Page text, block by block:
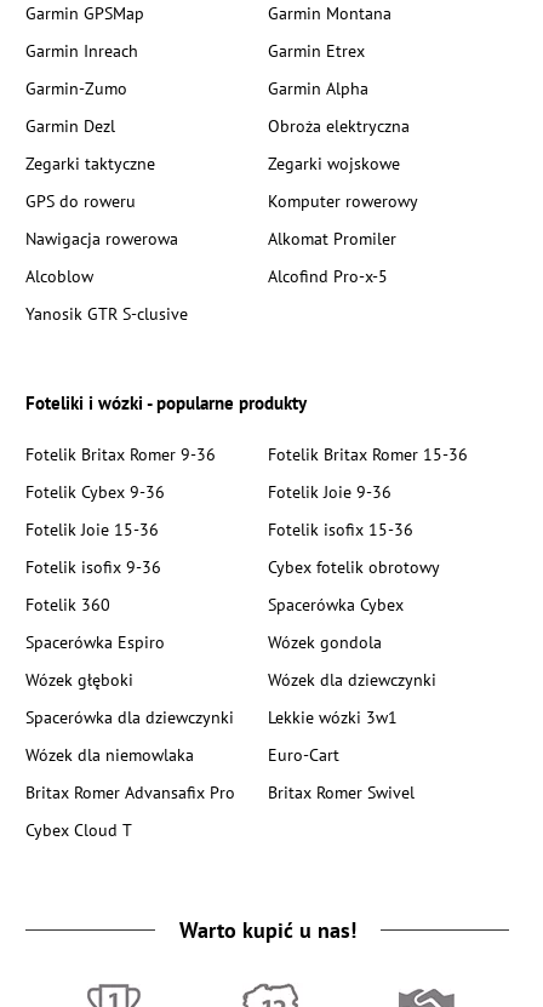
Garmin GPSMap
Garmin Montana
Garmin Inreach
Garmin Etrex
Garmin-Zumo
Garmin Alpha
Garmin Dezl
Obroża elektryczna
Zegarki taktyczne
Zegarki wojskowe
GPS do roweru
Komputer rowerowy
Nawigacja rowerowa
Alkomat Promiler
Alcoblow
Alcofind Pro-x-5
Yanosik GTR S-clusive
Foteliki i wózki - popularne produkty
Fotelik Britax Romer 9-36
Fotelik Britax Romer 15-36
Fotelik Cybex 9-36
Fotelik Joie 9-36
Fotelik Joie 15-36
Fotelik isofix 15-36
Fotelik isofix 9-36
Cybex fotelik obrotowy
Fotelik 360
Spacerówka Cybex
Spacerówka Espiro
Wózek gondola
Wózek głęboki
Wózek dla dziewczynki
Spacerówka dla dziewczynki
Lekkie wózki 3w1
Wózek dla niemowlaka
Euro-Cart
Britax Romer Advansafix Pro
Britax Romer Swivel
Cybex Cloud T
Warto kupić u nas!